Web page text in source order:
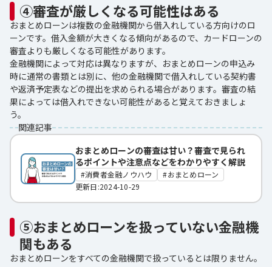
④審査が厳しくなる可能性はある
おまとめローンは複数の金融機関から借入れしている方向けのロ
ーンです。借入金額が大きくなる傾向があるので、カードローンの
審査よりも厳しくなる可能性があります。
金融機関によって対応は異なりますが、おまとめローンの申込み
時に通常の書類とは別に、他の金融機関で借入れしている契約書
や返済予定表などの提出を求められる場合があります。審査の結
果によっては借入れできない可能性があると覚えておきましょ
う。
関連記事
おまとめローンの審査は甘い？審査で見られ
るポイントや注意点などをわかりやすく解説
消費者金融ノウハウ
おまとめローン
更新日:2024-10-29
⑤おまとめローンを扱っていない金融機
関もある
おまとめローンをすべての金融機関で扱っているとは限りません。